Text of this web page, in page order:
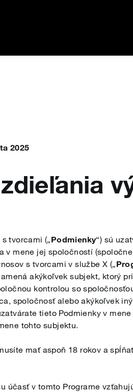
2025
tvorcami („Podmienky“) sú
v mene jej spoločností (spoločne
s tvorcami v službe X („
akýkoľvek subjekt, ktorý
kontrolou so
spoločnosť alebo akýkoľvek
tieto Podmienky v
tohto subjektu.
mať aspoň 18 rokov a
účasť v tomto Programe